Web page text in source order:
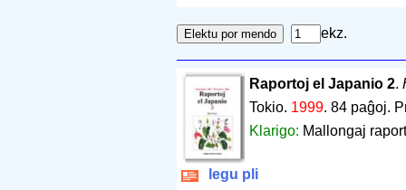
ekz.
Raportoj el Japanio 2.
Tokio. 1999. 84 paĝoj.
Klarigo: Mallongaj
legu pli